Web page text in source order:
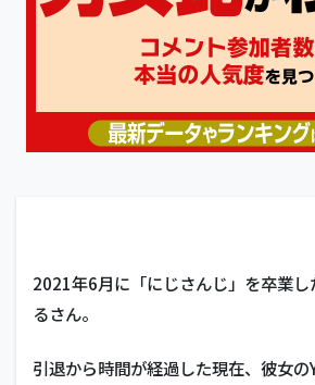
2021年6月に「にじさんじ」を卒業
るさん。
引退から時間が経過した現在、彼女